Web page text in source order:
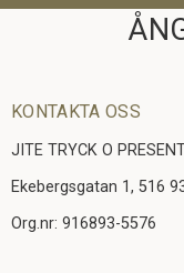
KONTAKTA OSS
JITE TRYCK O
Ekebergsgatan 1, 516
Org.nr: 916893-5576